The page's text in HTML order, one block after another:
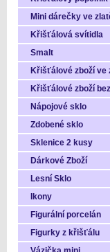
Mini dárečky ve
Křišťálová svítidla
Smalt
Křišťálové zboží ve
Křišťálové zboží
Nápojové sklo
Zdobené sklo
Sklenice 2 kusy
Dárkové Zboží
Lesní Sklo
Ikony
Figurální porcelán
Figurky z křišťálu